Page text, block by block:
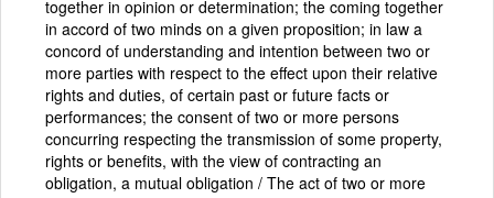
together in opinion or determination; the coming together
in accord of two minds on a given proposition; in law a
concord of understanding and intention between two or
more parties with respect to the effect upon their relative
rights and duties, of certain past or future facts or
performances; the consent of two or more persons
concurring respecting the transmission of some property,
rights or benefits, with the view of contracting an
obligation, a mutual obligation / The act of two or more